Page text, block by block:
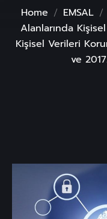
Home EMSAL
Alanlarında
Kişisel Verileri
ve